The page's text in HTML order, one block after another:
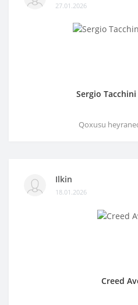
27.01.2026
Sergio
Qoxusu
Ilkin
18.01.2026
Creed